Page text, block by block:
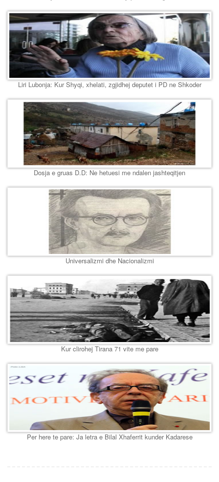
Liri Lubonja: Kur Shyqi, xhelati, zgjidhej deputet i PD ne Shkoder
Dosja e gruas D.D: Ne hetuesi me ndalen jashteqitjen
Universalizmi dhe Nacionalizmi
Kur clirohej Tirana 71 vite me pare
Per here te pare: Ja letra e Bilal Xhaferrit kunder Kadarese